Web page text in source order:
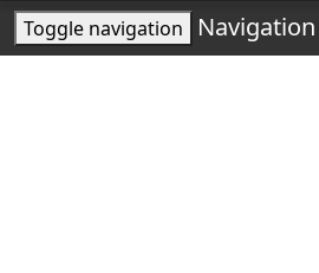
Toggle navigation Navigation